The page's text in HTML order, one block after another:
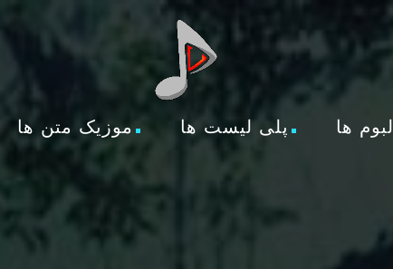
آلبوم ها پلی لیست ها موزیک متن ها